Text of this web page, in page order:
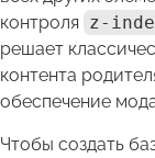
контроля z-
решает
контента
обеспечение
Чтобы создать